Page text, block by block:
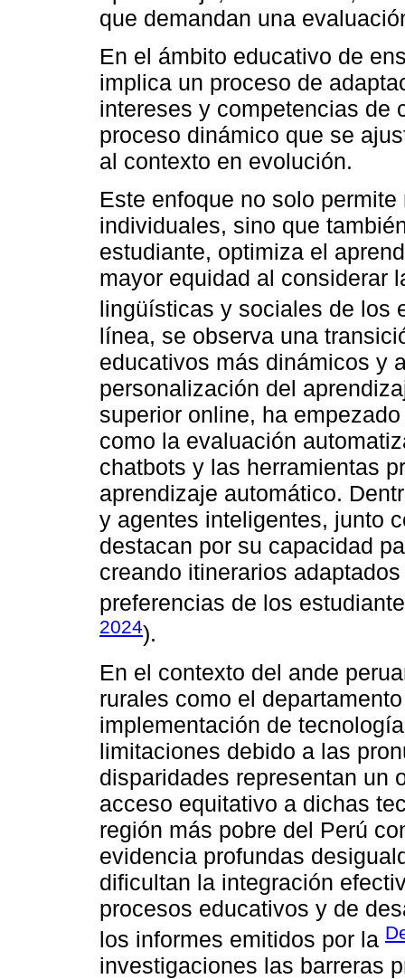
que demandan una
En el ámbito educativo de
implica un proceso de
intereses y competencias de
proceso dinámico que se
al contexto en evolución.
Este enfoque no solo
individuales, sino que
estudiante, optimiza el
mayor equidad al considerar
lingüísticas y sociales de los
línea, se observa una
educativos más dinámicos y
personalización del
superior online, ha
como la evaluación
chatbots y las herramientas
aprendizaje automático.
y agentes inteligentes, junto
destacan por su capacidad
creando itinerarios
preferencias de los
2024).
En el contexto del ande
rurales como el
implementación de
limitaciones debido a las
disparidades representan un
acceso equitativo a dichas
región más pobre del Perú
evidencia profundas
dificultan la integración
procesos educativos y de
los informes emitidos por la
investigaciones las barreras